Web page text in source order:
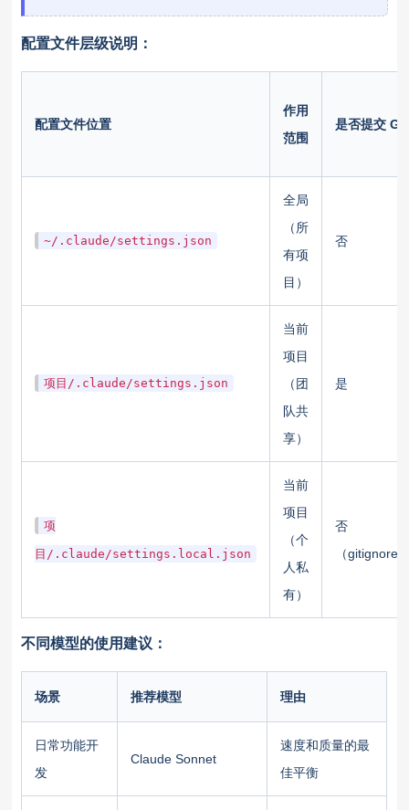
配置文件层级说明：
配置文件位置
作用
范围
是否提交 Git
~/.claude/settings.json
全局
（所
有项
目）
否
项目/.claude/settings.json
当前
项目
（团
队共
享）
是
项
目/.claude/settings.local.json
当前
项目
（个
人私
有）
否
（gitignore
不同模型的使用建议：
场景 推荐模型 理由
日常功能开
发
Claude Sonnet
速度和质量的最
佳平衡